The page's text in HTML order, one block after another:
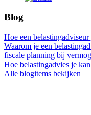
Blog
Hoe een
Waarom je een
fiscale planning bij
Hoe belastingadvies je
Alle blogitems bekijken